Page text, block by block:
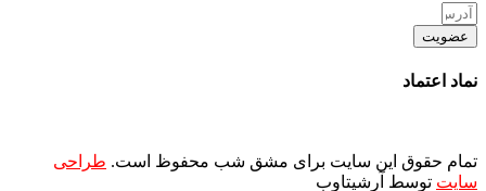
عضویت
نماد اعتماد
تمام حقوق این سایت برای مشق شب محفوظ است. طراحی
سایت توسط آرشیتاوب